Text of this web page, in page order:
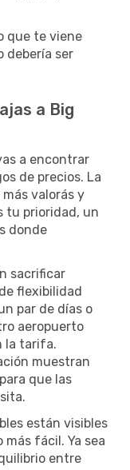
que te viene
debería ser
a Big
a encontrar
de precios. La
valorás y
tu prioridad, un
donde
sacrificar
flexibilidad
par de días o
aeropuerto
la tarifa.
muestran
que las
están visibles
fácil. Ya sea
entre